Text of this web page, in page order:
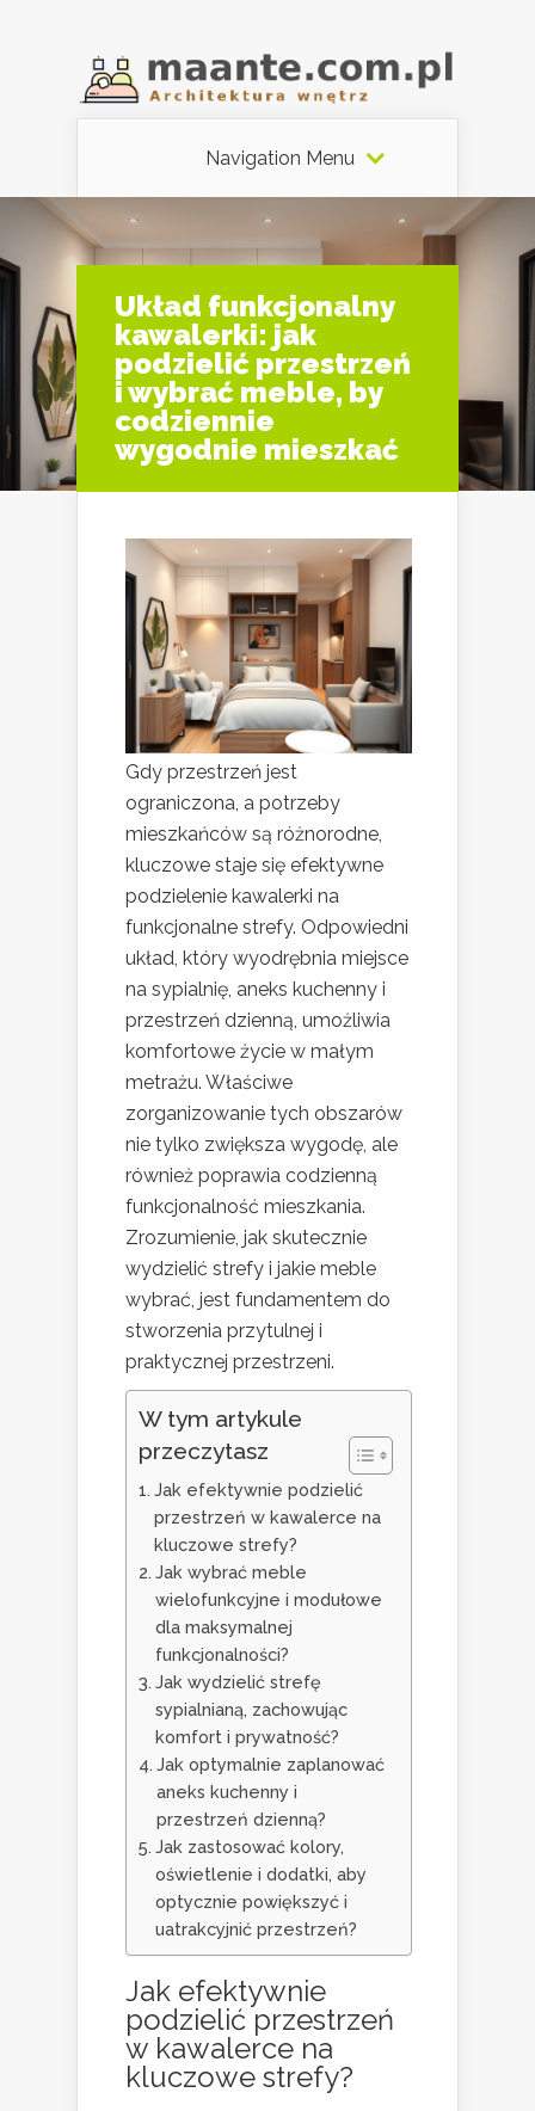
Navigation Menu
Układ funkcjonalny
kawalerki: jak
podzielić przestrzeń
i wybrać meble, by
codziennie
wygodnie mieszkać
Gdy przestrzeń jest
ograniczona, a potrzeby
mieszkańców są różnorodne,
kluczowe staje się efektywne
podzielenie kawalerki na
funkcjonalne strefy. Odpowiedni
układ, który wyodrębnia miejsce
na sypialnię, aneks kuchenny i
przestrzeń dzienną, umożliwia
komfortowe życie w małym
metrażu. Właściwe
zorganizowanie tych obszarów
nie tylko zwiększa wygodę, ale
również poprawia codzienną
funkcjonalność mieszkania.
Zrozumienie, jak skutecznie
wydzielić strefy i jakie meble
wybrać, jest fundamentem do
stworzenia przytulnej i
praktycznej przestrzeni.
W tym artykule
przeczytasz
Jak efektywnie podzielić
przestrzeń w kawalerce na
kluczowe strefy?
Jak wybrać meble
wielofunkcyjne i modułowe
dla maksymalnej
funkcjonalności?
Jak wydzielić strefę
sypialnianą, zachowując
komfort i prywatność?
Jak optymalnie zaplanować
aneks kuchenny i
przestrzeń dzienną?
Jak zastosować kolory,
oświetlenie i dodatki, aby
optycznie powiększyć i
uatrakcyjnić przestrzeń?
Jak efektywnie
podzielić przestrzeń
w kawalerce na
kluczowe strefy?